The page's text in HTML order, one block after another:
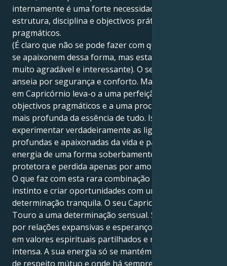
internamente é uma forte necessidade subjacente de
estrutura, disciplina e objectivos práticos e
pragmáticos.
(É claro que não se pode fazer com que as pessoas
se apaixonem dessa forma, mas esta é uma atração
muito agradável e interessante). O seu Sol em Touro
anseia por segurança e conforto. Mas o seu Marte
em Capricórnio leva-o a uma perfeição tangível, a
objectivos pragmáticos e a uma procura cada vez
mais profunda da essência de tudo. Isto permite-lhe
experimentar verdadeiramente as ligações
profundas e apaixonadas da vida e partilhar a sua
energia de uma forma soberbamente segura,
protetora e perdida apenas por amor.
O que faz com esta rara combinação é seguir o seu
instinto e criar oportunidades com uma
determinação tranquila. O seu Capricórnio leva o seu
Touro a uma determinação sensual. Sente-se atraído
por relações expansivas e esperançosas, baseadas
em valores espirituais partilhados e numa lealdade
intensa. A sua energia só se mantém num ambiente
de respeito mútuo e onde há sempre algum